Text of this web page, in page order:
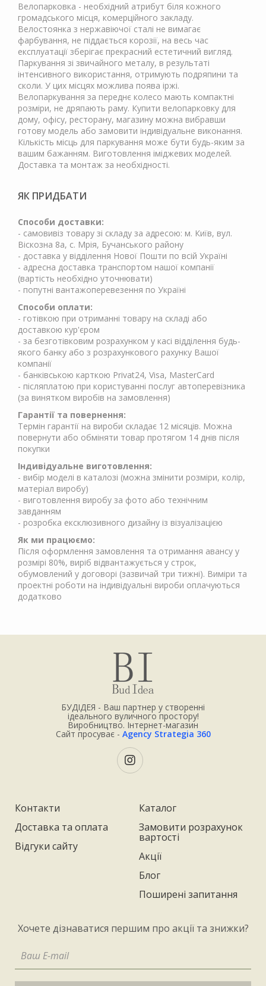
Велопарковка - необхідний атрибут біля кожного
громадського місця, комерційного закладу.
Велостоянка з нержавіючої сталі не вимагає
фарбування, не піддається корозії, на весь час
експлуатації зберігає прекрасний естетичний вигляд.
Паркування зі звичайного металу, в результаті
інтенсивного використання, отримують подряпини та
сколи. У цих місцях можлива поява іржі.
Велопаркування за переднє колесо мають компактні
розміри, не дряпають раму. Купити велопарковку для
дому, офісу, ресторану, магазину можна вибравши
готову модель або замовити індивідуальне виконання.
Кількість місць для паркування може бути будь-яким за
вашим бажанням. Виготовлення іміджевих моделей.
Доставка та монтаж за необхідності.
ЯК ПРИДБАТИ
Способи доставки:
- самовивіз товару зі складу за адресою: м. Київ, вул.
Віскозна 8а, с. Мрія, Бучанського району
- доставка у відділення Нової Пошти по всій Україні
- адресна доставка транспортом нашої компанії
(вартість необхідно уточнювати)
- попутні вантажоперевезення по Україні
Способи оплати:
- готівкою при отриманні товару на складі або
доставкою кур'єром
- за безготівковим розрахунком у касі відділення будь-
якого банку або з розрахункового рахунку Вашої
компанії
- банківською карткою Privat24, Visa, MasterCard
- післяплатою при користуванні послуг автоперевізника
(за винятком виробів на замовлення)
Гарантії та повернення:
Термін гарантії на вироби складає 12 місяців. Можна
повернути або обміняти товар протягом 14 днів після
покупки
Індивідуальне виготовлення:
- вибір моделі в каталозі (можна змінити розміри, колір,
матеріал виробу)
- виготовлення виробу за фото або технічним
завданням
- розробка ексклюзивного дизайну із візуалізацією
Як ми працюємо:
Після оформлення замовлення та отримання авансу у
розмірі 80%, виріб відвантажується у строк,
обумовлений у договорі (зазвичай три тижні). Виміри та
проектні роботи на індивідуальні вироби оплачуються
додатково
БУДІДЕЯ - Ваш партнер у створенні
ідеального вуличного простору!
Виробництво. Інтернет-магазин
Сайт просуває - Agency Strategia 360
Контакти
Доставка та оплата
Відгуки сайту
Каталог
Замовити розрахунок
вартості
Акції
Блог
Поширені запитання
Хочете дізнаватися першим про акції та знижки?